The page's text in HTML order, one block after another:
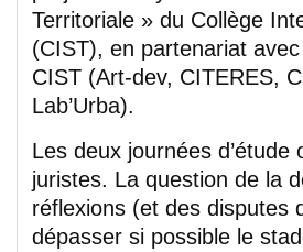
Territoriale » du Collège
(CIST), en partenariat
CIST (Art-dev, CITERES,
Lab’Urba).
Les deux journées
juristes. La question de la
réflexions (et des disputes
dépasser si possible le